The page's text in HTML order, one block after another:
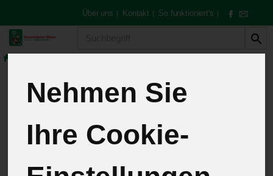
Nehmen Sie
Ihre Cookie-
Über uns | Kontakt | So funktioniert's |